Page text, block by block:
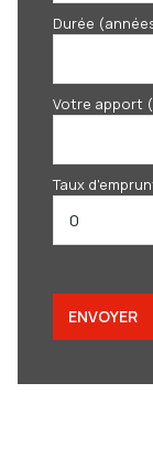
Durée
Votre apport
Taux
ENVOYER